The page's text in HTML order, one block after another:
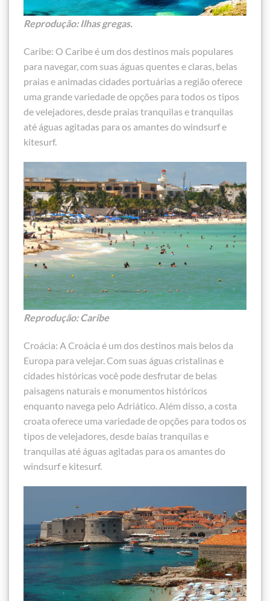
Reprodução: Ilhas gregas.
Caribe: O Caribe é um dos destinos mais populares
para navegar, com suas águas quentes e claras, belas
praias e animadas cidades portuárias a região oferece
uma grande variedade de opções para todos os tipos
de velejadores, desde praias tranquilas e tranquilas
até águas agitadas para os amantes do windsurf e
kitesurf.
Reprodução: Caribe
Croácia: A Croácia é um dos destinos mais belos da
Europa para velejar. Com suas águas cristalinas e
cidades históricas você pode desfrutar de belas
paisagens naturais e monumentos históricos
enquanto navega pelo Adriático. Além disso, a costa
croata oferece uma variedade de opções para todos os
tipos de velejadores, desde baías tranquilas e
tranquilas até águas agitadas para os amantes do
windsurf e kitesurf.